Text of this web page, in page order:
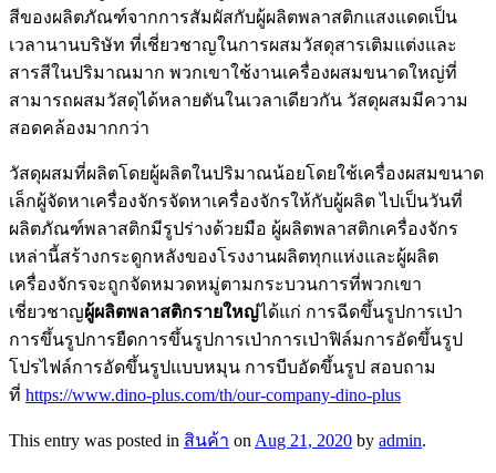
สีของผลิตภัณฑ์จากการสัมผัสกับผู้ผลิตพลาสติกแสงแดดเป็น
เวลานานบริษัท ที่เชี่ยวชาญในการผสมวัสดุสารเติมแต่งและ
สารสีในปริมาณมาก พวกเขาใช้งานเครื่องผสมขนาดใหญ่ที่
สามารถผสมวัสดุได้หลายตันในเวลาเดียวกัน วัสดุผสมมีความ
สอดคล้องมากกว่า
วัสดุผสมที่ผลิตโดยผู้ผลิตในปริมาณน้อยโดยใช้เครื่องผสมขนาด
เล็กผู้จัดหาเครื่องจักรจัดหาเครื่องจักรให้กับผู้ผลิต ไปเป็นวันที่
ผลิตภัณฑ์พลาสติกมีรูปร่างด้วยมือ ผู้ผลิตพลาสติกเครื่องจักร
เหล่านี้สร้างกระดูกหลังของโรงงานผลิตทุกแห่งและผู้ผลิต
เครื่องจักรจะถูกจัดหมวดหมู่ตามกระบวนการที่พวกเขา
เชี่ยวชาญผู้ผลิตพลาสติกรายใหญ่ได้แก่ การฉีดขึ้นรูปการเป่า
การขึ้นรูปการยืดการขึ้นรูปการเป่าการเป่าฟิล์มการอัดขึ้นรูป
โปรไฟล์การอัดขึ้นรูปแบบหมุน การบีบอัดขึ้นรูป สอบถาม
ที่ https://www.dino-plus.com/th/our-company-dino-plus
This entry was posted in สินค้า on Aug 21, 2020 by admin.